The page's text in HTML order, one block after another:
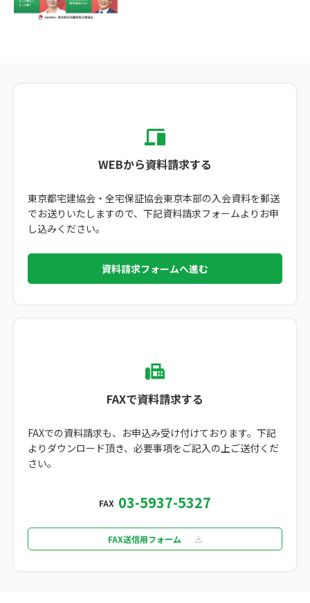
WEBから資料請求する
東京都宅建協会・全宅保証協会東京本部の入会資料を郵送
でお送りいたしますので、下記資料請求フォームよりお申
し込みください。
資料請求フォームへ進む
FAXで資料請求する
FAXでの資料請求も、お申込み受け付けております。 下記
よりダウンロード頂き、必要事項をご記入の上ご送付くだ
さい。
FAX 03-5937-5327
FAX送信用フォーム